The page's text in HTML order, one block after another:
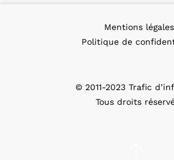
Mentions légales
Politique de
© 2011-2023 Trafic
Tous droits